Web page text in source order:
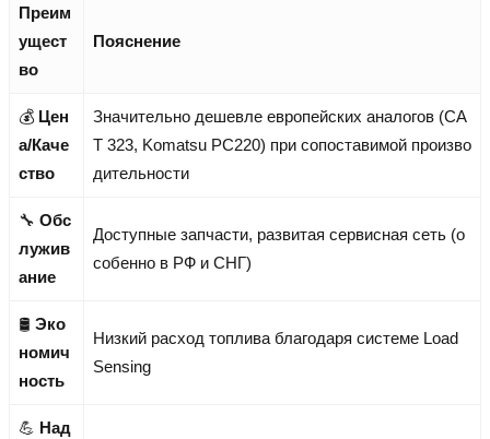
Преим
ущест
во
Пояснение
💰 Цен
а/Каче
ство
Значительно дешевле европейских аналогов (CA
T 323, Komatsu PC220) при сопоставимой произво
дительности
🔧 Обс
лужив
ание
Доступные запчасти, развитая сервисная сеть (о
собенно в РФ и СНГ)
🛢️ Эко
номич
ность
Низкий расход топлива благодаря системе Load
Sensing
💪 Над